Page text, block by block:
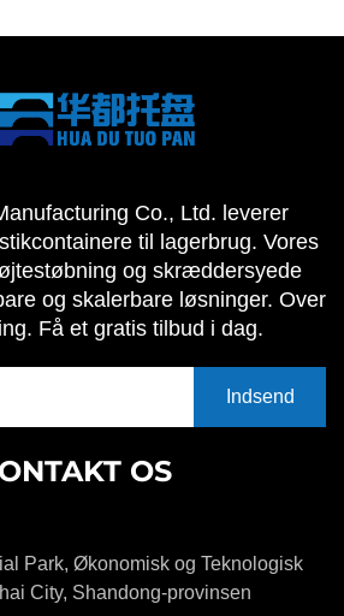
Co., Ltd. leverer
til lagerbrug. Vores
og skræddersyede
og skalerbare løsninger. Over
Få et gratis tilbud i dag.
OS
Park, Økonomisk og Teknologisk
City, Shandong-provinsen